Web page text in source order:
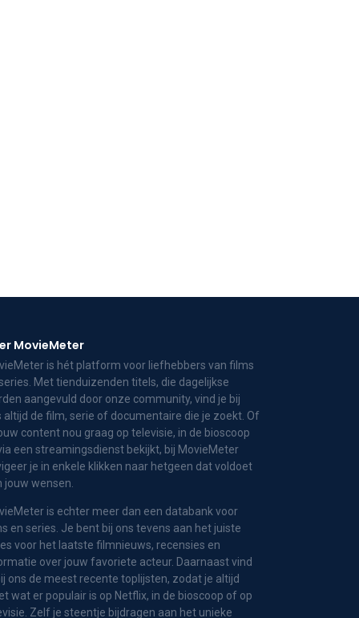
MovieMeter
is hét platform voor liefhebbers van films
Met tienduizenden titels, die dagelijkse
aangevuld door onze community, vind je bij
altijd de film, serie of documentaire die je zoekt. Of
content nou graag op televisie, in de bioscoop
een streamingsdienst bekijkt, bij MovieMeter
je in enkele klikken naar hetgeen dat voldoet
jouw wensen.
is echter meer dan een databank voor
en series. Je bent bij ons tevens aan het juiste
voor het laatste filmnieuws, recensies en
over jouw favoriete acteur. Daarnaast vind
ons de meest recente toplijsten, zodat je altijd
wat er populair is op Netflix, in de bioscoop of op
Zelf je steentje bijdragen aan het unieke